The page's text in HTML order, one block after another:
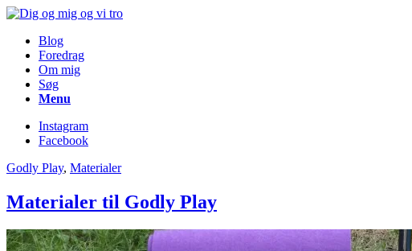
Blog
Foredrag
Om mig
Søg
Menu
Instagram
Facebook
Godly Play, Materialer
Materialer til Godly Play